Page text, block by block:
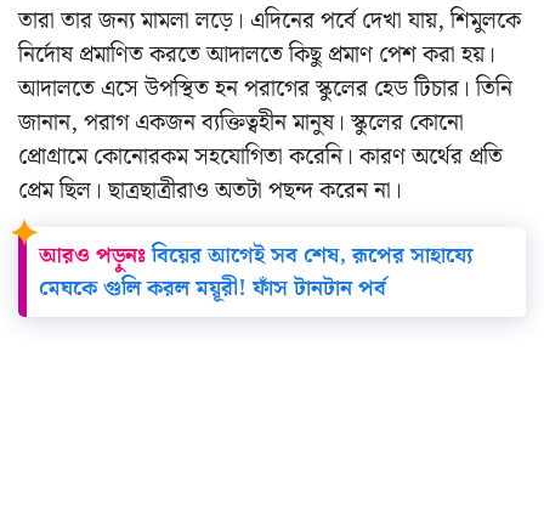
তারা তার জন্য মামলা লড়ে। এদিনের পর্বে দেখা যায়, শিমুলকে
নির্দোষ প্রমাণিত করতে আদালতে কিছু প্রমাণ পেশ করা হয়।
আদালতে এসে উপস্থিত হন পরাগের স্কুলের হেড টিচার। তিনি
জানান, পরাগ একজন ব্যক্তিত্বহীন মানুষ। স্কুলের কোনো
প্রোগ্রামে কোনোরকম সহযোগিতা করেনি। কারণ অর্থের প্রতি
প্রেম ছিল। ছাত্রছাত্রীরাও অতটা পছন্দ করেন না।
আরও পড়ুনঃবিয়ের আগেই সব শেষ, রূপের সাহায্যে
মেঘকে গুলি করল ময়ূরী! ফাঁস টানটান পর্ব